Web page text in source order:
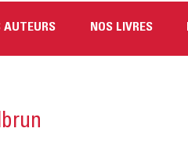
AUTEURS NOS LIVRES